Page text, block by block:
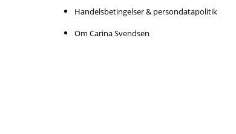
Handelsbetingelser & persondatapolitik
Om Carina Svendsen